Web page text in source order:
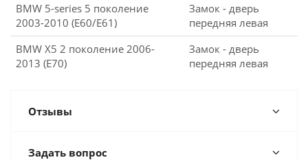
BMW 5-series 5 поколение
2003-2010 (E60/E61)
Замок - дверь
передняя левая
BMW X5 2 поколение 2006-
2013 (E70)
Замок - дверь
передняя левая
Отзывы
Задать вопрос